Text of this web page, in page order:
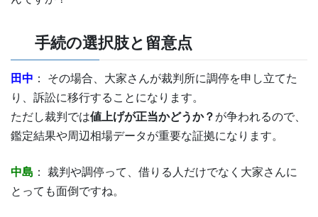
手続の選択肢と留意点
田中 ： その場合、大家さんが裁判所に調停を申し立てた
り、訴訟に移行することになります。
ただし裁判では値上げが正当かどうか？ が争われるので、
鑑定結果や周辺相場データが重要な証拠になります。
中島 ： 裁判や調停って、借りる人だけでなく大家さんに
とっても面倒ですね。